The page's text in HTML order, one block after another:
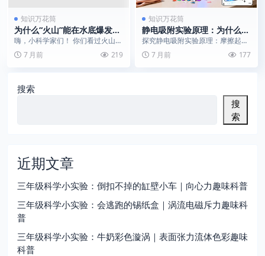
知识万花筒
为什么“火山”能在水底爆发？
揭秘“熔岩”喷发的科学原理
嗨，小科学家们！ 你们看过火山喷
发的视频吗？红色的岩浆喷向天
空，特别壮观！今天，...
7 月前 219
知识万花筒
静电吸附实验原理：为什么尺
子能吸起纸屑？
探究静电吸附实验原理：摩擦起电
与静电感应如何让尺子拥有“魔
力”，一堂有趣的实验科...
7 月前 177
搜索
搜
索
近期文章
三年级科学小实验：倒扣不掉的缸壁小车｜向心力趣味科普
三年级科学小实验：会逃跑的锡纸盒｜涡流电磁斥力趣味科
普
三年级科学小实验：牛奶彩色漩涡｜表面张力流体色彩趣味
科普